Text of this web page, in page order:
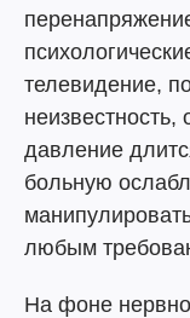
телевидение,
давление
больную
любым
На фоне